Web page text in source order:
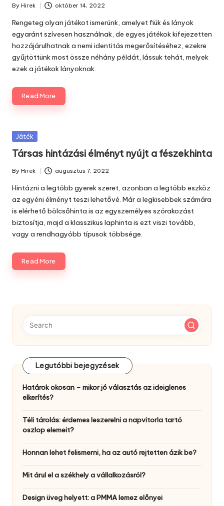
Posted
by
By Hirek október 14, 2022
Rengeteg olyan játékot ismerünk, amelyet fiúk és lányok
egyaránt szívesen használnak, de egyes játékok kifejezetten
hozzájárulhatnak a nemi identitás megerősítéséhez, ezekre
gyűjtöttünk most össze néhány példát, lássuk tehát, melyek
ezek a játékok lányoknak.
Read More
Posted
Játék
Társas hintázási élményt nyújt a fészekhinta
Posted
by
By Hirek augusztus 7, 2022
Hintázni a legtöbb gyerek szeret, azonban a legtöbb eszköz
az egyéni élményt teszi lehetővé. Már a legkisebbek számára
is elérhető bölcsőhinta is az egyszemélyes szórakozást
biztosítja, majd a klasszikus laphinta is ezt viszi tovább,
vagy a rendhagyóbb típusok többsége.
Read More
Legutóbbi bejegyzések
Határok okosan – mikor jó választás az ideiglenes
elkerítés?
Téli tárolás: érdemes leszerelni a napvitorla tartó
oszlop elemeit?
Honnan lehet felismerni, ha az autó rejtetten ázik be?
Mit árul el a székhely a vállalkozásról?
Design üveg helyett: a PMMA lemez előnyei